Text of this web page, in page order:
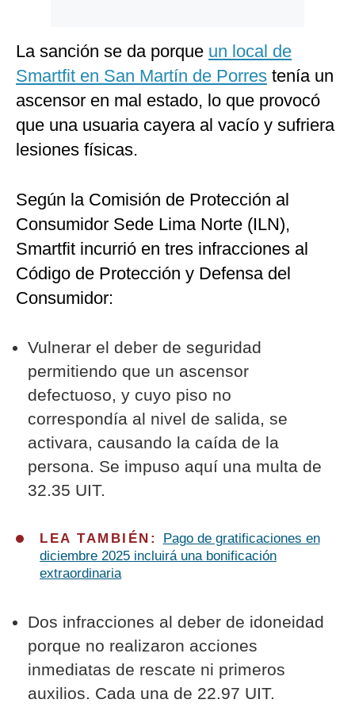
Cookies
Preguntas
Frecuentes
La sanción se da porque un local de
Smartfit en San Martín de Porres tenía un
ascensor en mal estado, lo que provocó
que una usuaria cayera al vacío y sufriera
lesiones físicas.
Según la Comisión de Protección al
Consumidor Sede Lima Norte (ILN),
Smartfit incurrió en tres infracciones al
Código de Protección y Defensa del
Consumidor:
Vulnerar el deber de seguridad
permitiendo que un ascensor
defectuoso, y cuyo piso no
correspondía al nivel de salida, se
activara, causando la caída de la
persona. Se impuso aquí una multa de
32.35 UIT.
LEA TAMBIÉN: Pago de gratificaciones en
diciembre 2025 incluirá una bonificación
extraordinaria
Dos infracciones al deber de idoneidad
porque no realizaron acciones
inmediatas de rescate ni primeros
auxilios. Cada una de 22.97 UIT.